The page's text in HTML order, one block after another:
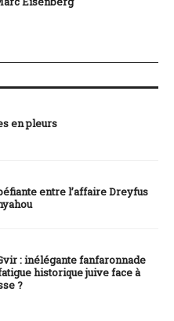
en pleurs
entre l’affaire Dreyfus
: inélégante fanfaronnade
historique juive face à
?